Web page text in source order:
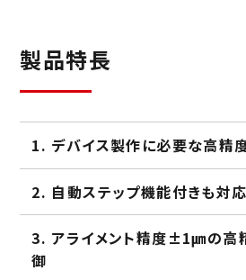
位置決め機能内蔵サーボ
ACサーボドライブ
標準形ユーラスバイブレータ
三相かご型モータ
安全増防爆モータ･耐圧防爆モー
トルクモータ
コントローラ
コントローラ
エンベデットマシンコントローラ
変圧器
トップランナー変圧器
医療用配電盤変圧器
蓄電池システム
電気工事
製品特長
デバイス製作に必要な高精
自動ステップ機能付きも対
アライメント精度±1㎛の高
御